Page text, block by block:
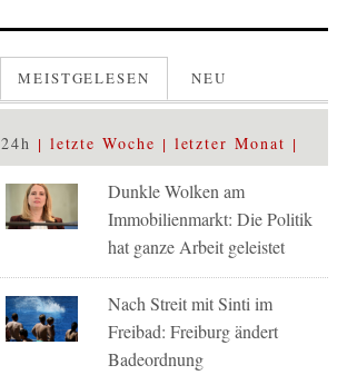
MEISTGELESEN NEU
24h letzte Woche letzter Monat
Dunkle Wolken am
Immobilienmarkt: Die Politik
hat ganze Arbeit geleistet
Nach Streit mit Sinti im
Freibad: Freiburg ändert
Badeordnung